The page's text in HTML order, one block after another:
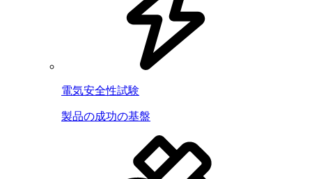
電気安全性試験
製品の成功の基盤